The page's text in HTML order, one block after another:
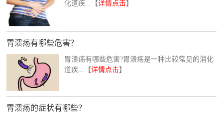
化道疾...【详情点击】
胃溃疡有哪些危害？
胃溃疡有哪些危害?胃溃疡是一种比较常见的消化
道疾...【详情点击】
胃溃疡的症状有哪些？